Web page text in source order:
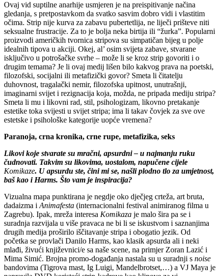
Ovaj vid suptilne anarhije usmjeren je na preispitivanje načina
gledanja, s pretpostavkom da svatko sasvim dobro vidi i vlastitim
očima. Strip nije kurva za zabavu pubertetlija, ne liječi prišteve niti
seksualne frustracije. Za to je bolja neka birtija ili “žurka”. Popularni
proizvodi američkih tvornica stripova su simpatičan bijeg u polje
idealnih tipova u akciji. Okej, al’ osim svijeta zabave, stvarane
isključivo u potrošačke svrhe – može li se kroz strip govoriti i o
drugim temama? Je li ovaj medij lišen bilo kakvog prava na poetski,
filozofski, socijalni ili metafizički govor? Smeta li čitatelju
duhovnost, tragalački nemir, filozofska upitnost, unutrašnji,
imaginarni svijet i rezignacija koja, možda, ne pripada mediju stripa?
Smeta li mu i likovni rad, stil, psihologizam, likovno pretakanje
estetike toka svijesti u svijet stripa; ima li takav čovjek za sve ove
estetske i psihološke kategorije uopće vremena?
Paranoja, crna kronika, crne rupe, metafizika, seks
Likovi koje stvarate su mračni, apsurdni – u najmanju ruku
čudnovati. Takvim su likovima, uostalom, napučene cijele
Komikaze. U apsurdu ste, čini mi se, našli plodno tlo za umjetnost,
baš kao i Harms. Što vam je inspiracija?
Vizualna mapa punktirana je negdje oko dječjeg crteža, art bruta,
dadaizma i Animafesta (internacionalni festival animiranog filma u
Zagrebu). Ipak, mreža interesa Komikaza je malo šira pa se i
suradnja razvijala u više pravaca ne bi li se iskustvom i saznanjima
drugih medija proširilo iščitavanje stripa i obogatio jezik. Od
početka se provlači Danilo Harms, kao klasik apsurda ali i neki
mlađi, živući književnici/e sa naše scene, na primjer Zoran Lazić i
Mima Simić. Brojna promo-događanja nastala su u suradnji s noise
bandovima (Tigrova mast, Ig Luigi, Mandelbrotset,…) a VJ Maya je